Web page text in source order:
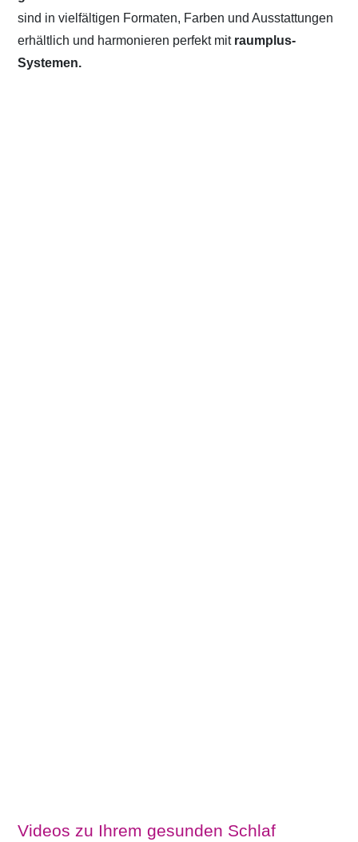
sind in vielfältigen Formaten, Farben und Ausstattungen
erhältlich und harmonieren perfekt mit raumplus-
Systemen.
Videos zu Ihrem gesunden Schlaf